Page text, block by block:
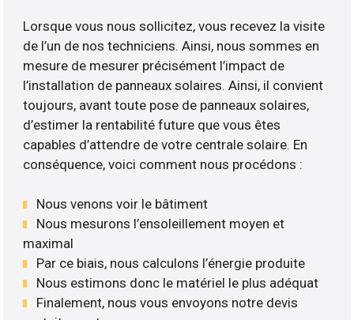
Lorsque vous nous sollicitez, vous recevez la visite
de l’un de nos techniciens. Ainsi, nous sommes en
mesure de mesurer précisément l’impact de
l’installation de panneaux solaires. Ainsi, il convient
toujours, avant toute pose de panneaux solaires,
d’estimer la rentabilité future que vous êtes
capables d’attendre de votre centrale solaire. En
conséquence, voici comment nous procédons :
Nous venons voir le bâtiment
Nous mesurons l’ensoleillement moyen et
maximal
Par ce biais, nous calculons l’énergie produite
Nous estimons donc le matériel le plus adéquat
Finalement, nous vous envoyons notre devis